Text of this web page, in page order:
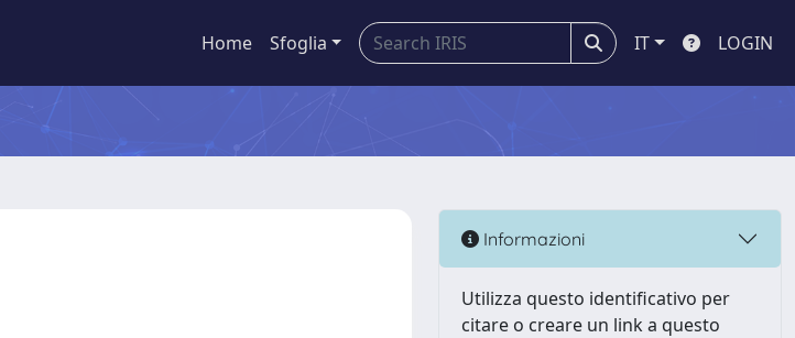
Home Sfoglia IT LOGIN
Informazioni
Utilizza questo identificativo per
citare o creare un link a questo